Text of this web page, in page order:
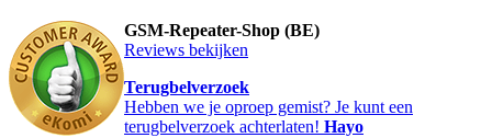
GSM-Repeater-Shop (BE)
Reviews bekijken
Terugbelverzoek
Hebben we je oproep gemist? Je kunt een
terugbelverzoek achterlaten! Hayo